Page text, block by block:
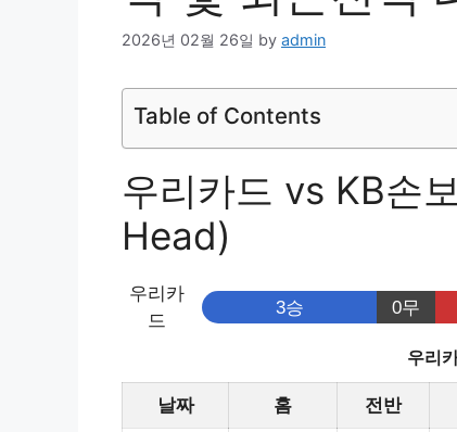
2026년 02월 26일 by admin
Table of Contents
우리카드 vs KB손
Head)
우리카
드
3승 0무
우리
날짜 홈 전반